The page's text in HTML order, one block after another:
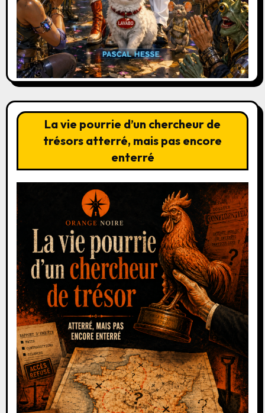
La vie pourrie d’un chercheur de
trésors atterré, mais pas encore
enterré